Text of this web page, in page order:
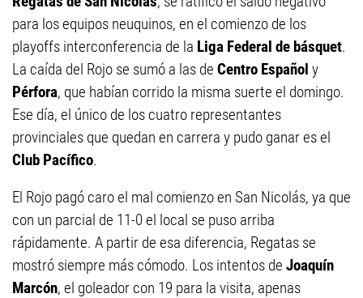
para los equipos neuquinos, en el comienzo de los
playoffs interconferencia de la Liga Federal de básquet.
La caída del Rojo se sumó a las de Centro Español y
Pérfora, que habían corrido la misma suerte el domingo.
Ese día, el único de los cuatro representantes
provinciales que quedan en carrera y pudo ganar es el
Club Pacífico.
El Rojo pagó caro el mal comienzo en San Nicolás, ya que
con un parcial de 11-0 el local se puso arriba
rápidamente. A partir de esa diferencia, Regatas se
mostró siempre más cómodo. Los intentos de Joaquín
Marcón, el goleador con 19 para la visita, apenas